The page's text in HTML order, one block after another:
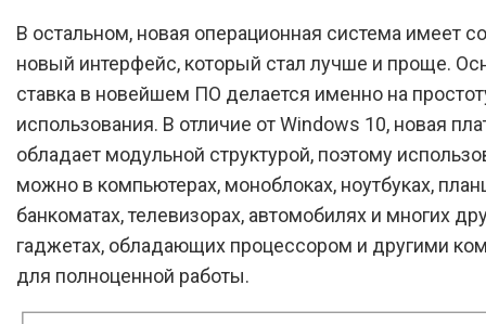
В остальном, новая операционная система имеет
новый интерфейс, который стал лучше и проще.
ставка в новейшем ПО делается именно на
использования. В отличие от Windows 10, новая
обладает модульной структурой, поэтому
можно в компьютерах, моноблоках, ноутбуках,
банкоматах, телевизорах, автомобилях и многих
гаджетах, обладающих процессором и другими
для полноценной работы.